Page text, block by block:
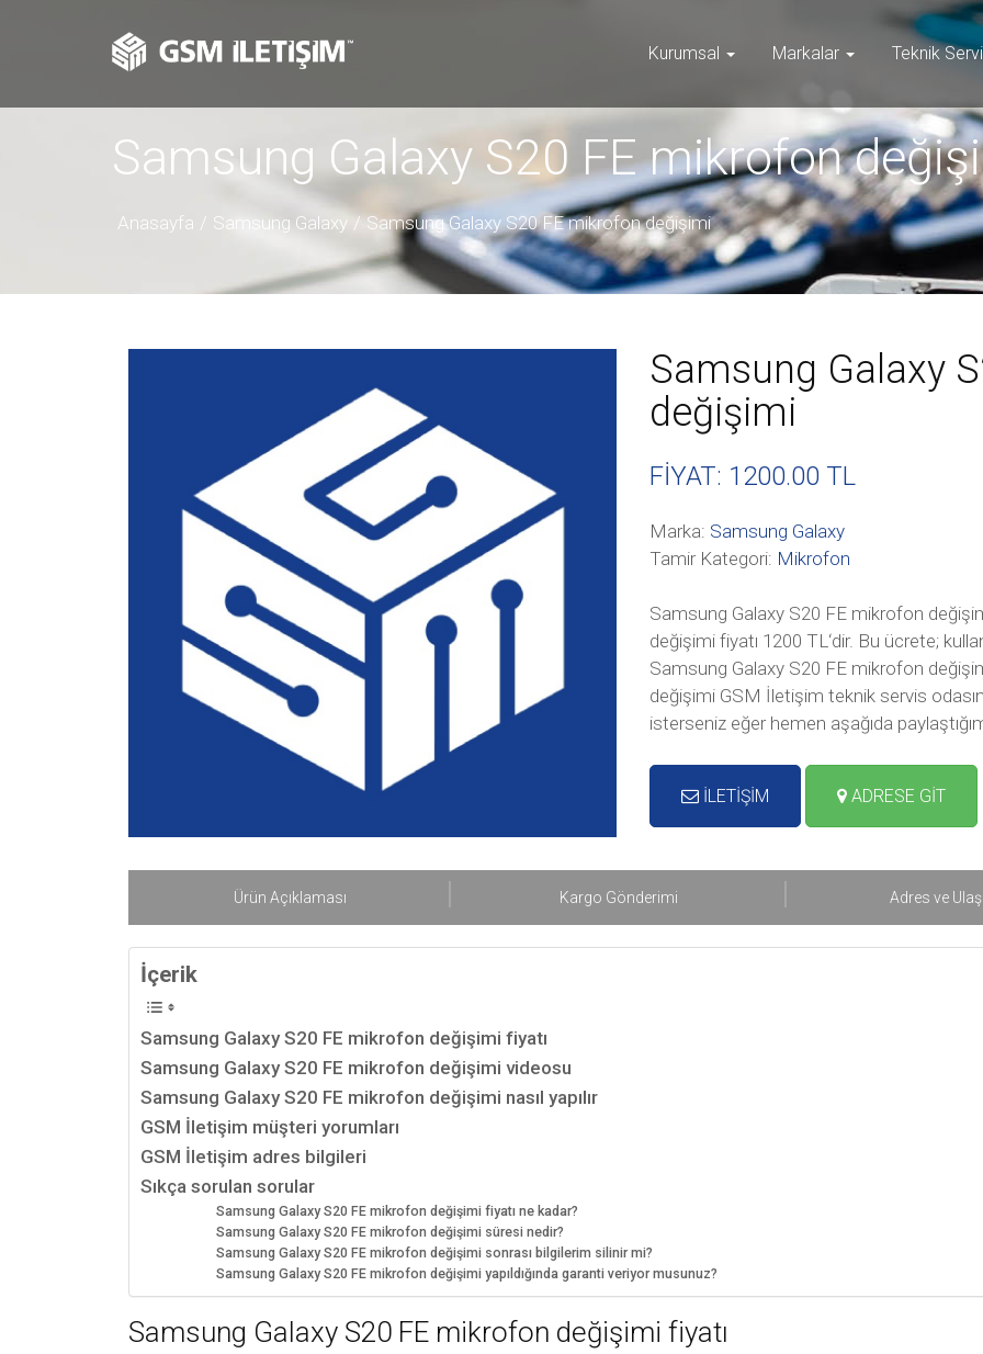
Kurumsal Markalar Teknik
Samsung Galaxy S20 FE mikrofon
Anasayfa Samsung Galaxy Samsung Galaxy S20 FE mikrofon değişimi
Samsung Galaxy
değişimi
FİYAT: 1200.00 TL
Marka: Samsung Galaxy
Tamir Kategori: Mikrofon
Samsung Galaxy S20 FE mikrofon
değişimi fiyatı 1200 TL‘dir. Bu ücrete;
Samsung Galaxy S20 FE mikrofon
değişimi GSM İletişim teknik servis
isterseniz eğer hemen aşağıda
İLETİŞİM ADRESE GİT
Ürün Açıklaması Kargo Gönderimi Adres ve
İçerik
Samsung Galaxy S20 FE mikrofon değişimi fiyatı
Samsung Galaxy S20 FE mikrofon değişimi videosu
Samsung Galaxy S20 FE mikrofon değişimi nasıl yapılır
GSM İletişim müşteri yorumları
GSM İletişim adres bilgileri
Sıkça sorulan sorular
Samsung Galaxy S20 FE mikrofon değişimi fiyatı ne kadar?
Samsung Galaxy S20 FE mikrofon değişimi süresi nedir?
Samsung Galaxy S20 FE mikrofon değişimi sonrası bilgilerim silinir mi?
Samsung Galaxy S20 FE mikrofon değişimi yapıldığında garanti veriyor musunuz?
Samsung Galaxy S20 FE mikrofon değişimi fiyatı